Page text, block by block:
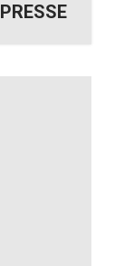
PRESSE